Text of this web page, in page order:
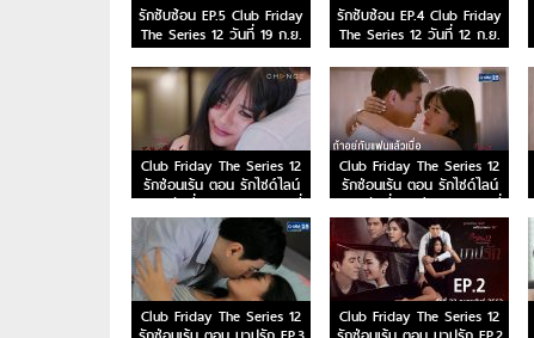
รักซับซ้อน EP.5 Club Friday
The Series 12 วันที่ 19 ก.ย.
63
รักซับซ้อน EP.4 Club Friday
The Series 12 วันที่ 12 ก.ย.
63
Club Friday The Series 12
รักซ่อนเร้น ตอน รักไซด์ไลน์
EP.4 วันที่ 4 เม.ย. 63 ตอนที่
4
Club Friday The Series 12
รักซ่อนเร้น ตอน รักไซด์ไลน์
EP.3 วันที่ 28 มี.ค. 63 ตอนที่
3
Club Friday The Series 12
Club Friday The Series 12